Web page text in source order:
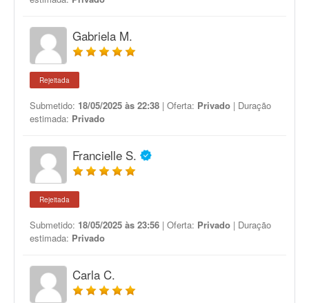
Gabriela M.
Rejeitada
Submetido: 18/05/2025 às 22:38 | Oferta: Privado | Duração
estimada: Privado
Francielle S.
Rejeitada
Submetido: 18/05/2025 às 23:56 | Oferta: Privado | Duração
estimada: Privado
Carla C.